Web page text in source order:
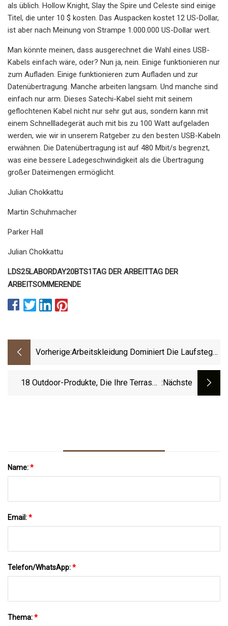
als üblich. Hollow Knight, Slay the Spire und Celeste sind einige
Titel, die unter 10 $ kosten. Das Auspacken kostet 12 US-Dollar,
ist aber nach Meinung von Strampe 1.000.000 US-Dollar wert.
Man könnte meinen, dass ausgerechnet die Wahl eines USB-
Kabels einfach wäre, oder? Nun ja, nein. Einige funktionieren nur
zum Aufladen. Einige funktionieren zum Aufladen und zur
Datenübertragung. Manche arbeiten langsam. Und manche sind
einfach nur arm. Dieses Satechi-Kabel sieht mit seinem
geflochtenen Kabel nicht nur sehr gut aus, sondern kann mit
einem Schnellladegerät auch mit bis zu 100 Watt aufgeladen
werden, wie wir in unserem Ratgeber zu den besten USB-Kabeln
erwähnen. Die Datenübertragung ist auf 480 Mbit/s begrenzt,
was eine bessere Ladegeschwindigkeit als die Übertragung
großer Dateimengen ermöglicht.
Julian Chokkattu
Martin Schuhmacher
Parker Hall
Julian Chokkattu
LDS25LABORDAY20BTS1TAG DER ARBEITTAG DER
ARBEITSOMMERENDE
Vorherige:Arbeitskleidung Dominiert Die Laufstege,
Annehmen
18 Outdoor-Produkte, Die Ihre Terrasse :nächste
Name:*
Email:*
Telefon/WhatsApp:*
Thema:*